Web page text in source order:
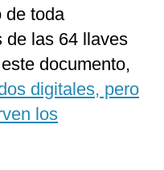
de toda
de las 64 llaves
documento,
digitales, pero
los